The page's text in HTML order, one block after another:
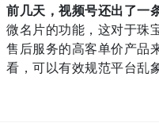
前几天，视频号还出了一
微名片的功能，这对于珠
售后服务的高客单价产品
看，可以有效规范平台乱象